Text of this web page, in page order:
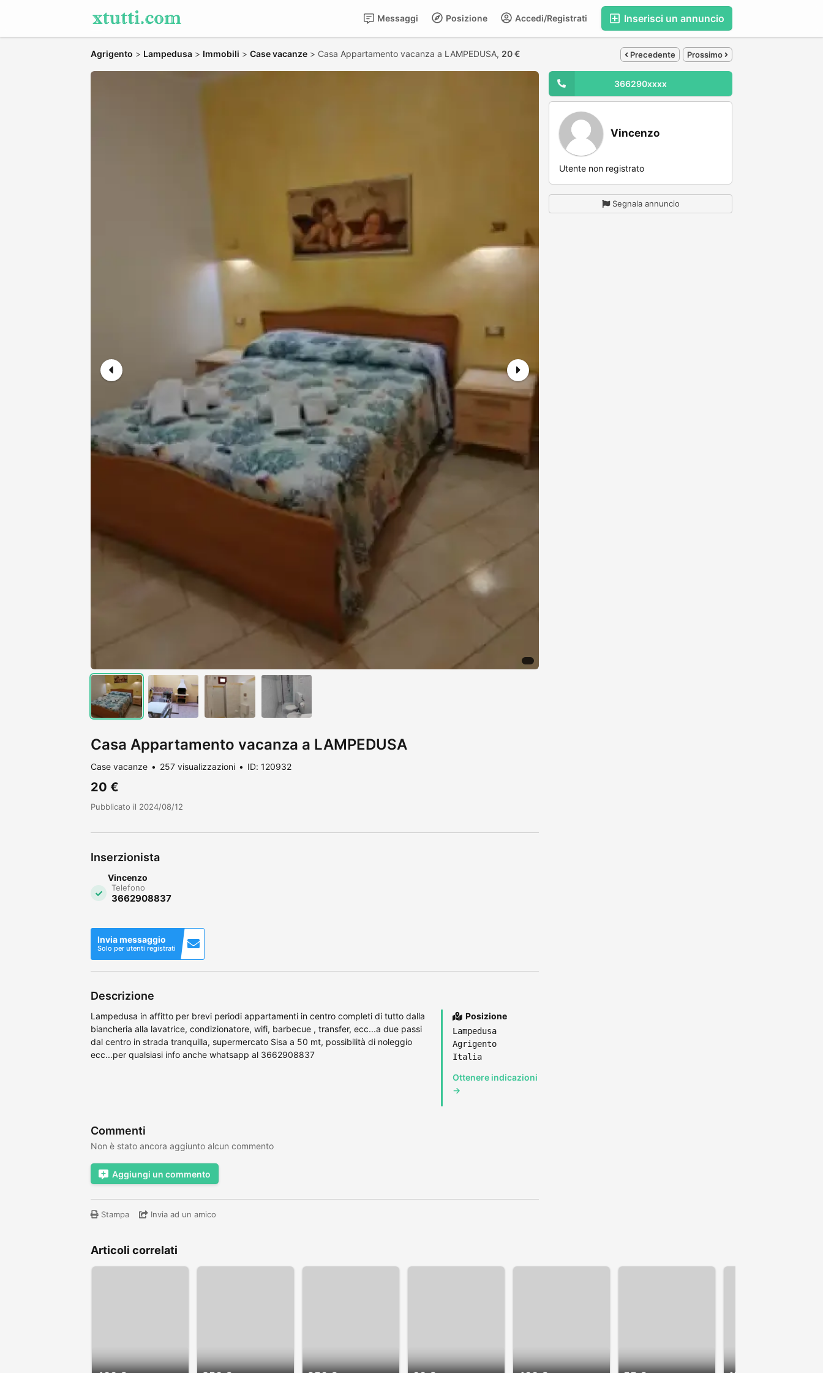
Inserisci un annuncio
Accedi/Registrati
Posizione
Messaggi
Agrigento > Lampedusa > Immobili > Case vacanze > Casa Appartamento vacanza a LAMPEDUSA, 20 € Precedente Prossimo
Casa Appartamento vacanza a LAMPEDUSA
Case vacanze 257 visualizzazioni ID: 120932
20 €
Pubblicato il 2024/08/12
Inserzionista
Vincenzo
Telefono
3662908837
Invia messaggio
Solo per utenti registrati
Descrizione
Lampedusa in affitto per brevi periodi appartamenti in centro completi di tutto dalla
biancheria alla lavatrice, condizionatore, wifi, barbecue , transfer, ecc...a due passi
dal centro in strada tranquilla, supermercato Sisa a 50 mt, possibilità di noleggio
ecc...per qualsiasi info anche whatsapp al 3662908837
Posizione
Lampedusa
Agrigento
Italia
Ottenere indicazioni
→
Commenti
Non è stato ancora aggiunto alcun commento
Aggiungi un commento
Stampa Invia ad un amico
366290xxxx
Vincenzo
Utente non registrato
Segnala annuncio
Articoli correlati